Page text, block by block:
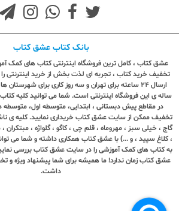
بانک کتاب عشق کتاب
عشق کتاب ، کامل ترین فروشگاه اینترنتی کتاب های کمک
تخفیف خرید کتاب ، تجربه ای لذت بخش از خرید اینترنتی
ارسال ٢٤ ساعته برای تهران و سه روز کاری برای
ساله ی این فروشگاه اینترنتی است. شما می توانید کلیه
در مقاطع پیش دبستانی ، ابتدایی، متوسطه اول، متوسطه
تخفیف ممکن از سایت عشق کتاب خریداری نمایید. کلیه ی
گاج ، خیلی سبز ، مهروماه ، قلم چی ، کاگو ، گلواژه ، مبتکران
، کلاغ سپید ، و ...) با عشق کتاب همکاری داشته و شما می
به کتاب های کمک آموزشی را در سایت عشق کتاب بررسی
عشق کتاب زمان ندارد! ما همیشه برای شما پیشنهاد ویژه و
داشت.